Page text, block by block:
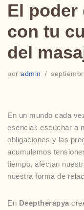
El poder
con tu
del
por admin
En un mundo cada
esencial: escuchar a
obligaciones y las
acumulemos
tiempo, afectan
nuestra forma de
En Deeptherapya